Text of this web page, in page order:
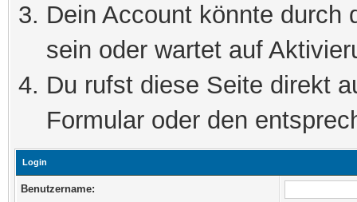
Dein Account könnte durch
sein oder wartet auf
Du rufst diese Seite direkt
Formular oder den
Login
Benutzername: